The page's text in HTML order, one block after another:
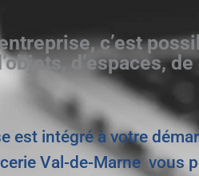
c’est
d’espaces,
est intégré à votre
Val-de-Marne vous